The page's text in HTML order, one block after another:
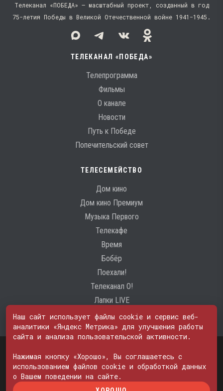
Телеканал «ПОБЕДА» — масштабный проект, созданный в год
75-летия Победы в Великой Отечественной войне 1941−1945.
ТЕЛЕКАНАЛ «ПОБЕДА»
Телепрограмма
Фильмы
О канале
Новости
Путь к Победе
Попечительский совет
ТЕЛЕСЕМЕЙСТВО
Дом кино
Дом кино Премиум
Музыка Первого
Телекафе
Время
Бобёр
Поехали!
Телеканал О!
Лапки LIVE
№ ФС 77 - 74600
© 2000—2026. Редакция телеканала «ПОБЕДА». Все права на любые
материалы, опубликованные на сайте, защищены. Любое
использование материалов возможно только с согласия Редакции
Наш сайт использует файлы cookie и сервис веб-
аналитики «Яндекс Метрика» для улучшения работы
сайта и анализа пользовательской активности.
Нажимая кнопку «Хорошо», Вы соглашаетесь с
использованием файлов cookie и обработкой данных
о Вашем поведении на сайте.